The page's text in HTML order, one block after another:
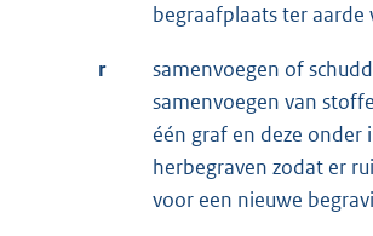
begraafplaats ter aarde
r
samenvoegen of
samenvoegen van
één graf en deze onder
herbegraven zodat er
voor een nieuwe